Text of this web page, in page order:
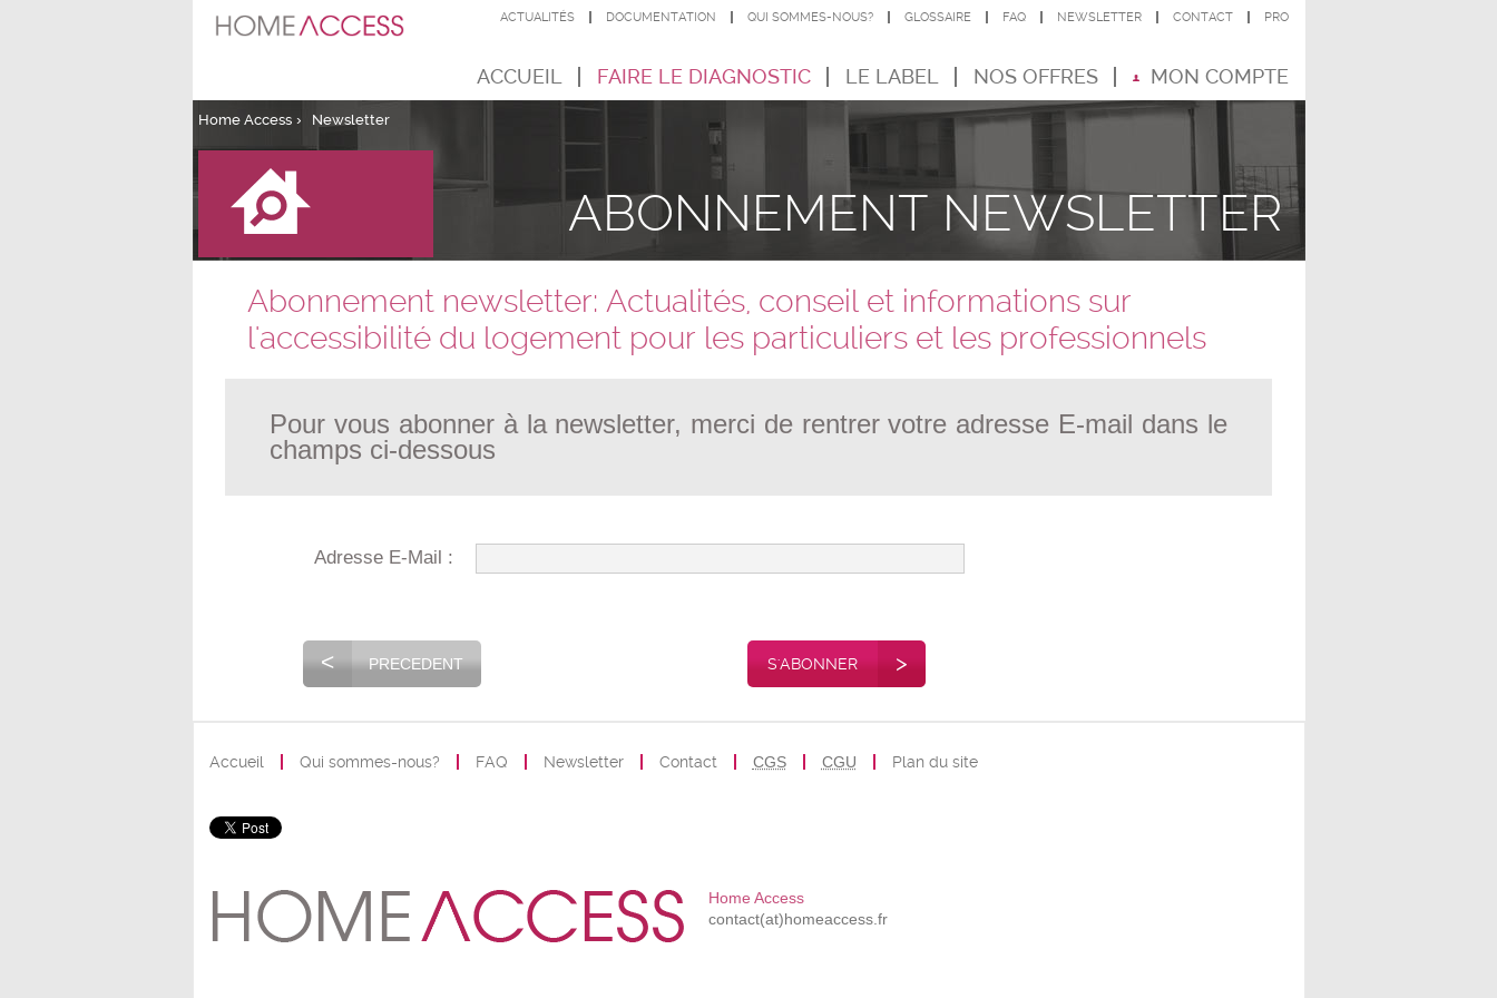
ACTUALITÉS DOCUMENTATION QUI SOMMES-NOUS? GLOSSAIRE FAQ NEWSLETTER CONTACT PRO
ACCUEIL FAIRE LE DIAGNOSTIC LE LABEL NOS OFFRES MON COMPTE
Home Access› Newsletter
ABONNEMENT NEWSLETTER
Abonnement newsletter: Actualités, conseil et informations sur
l'accessibilité du logement pour les particuliers et les professionnels
Pour vous abonner à la newsletter, merci de rentrer votre adresse E-mail dans le
champs ci-dessous
Adresse E-Mail :
< PRECEDENT S'ABONNER >
Accueil Qui sommes-nous? FAQ Newsletter Contact CGS CGU Plan du site
Home Access
contact(at)homeaccess.fr